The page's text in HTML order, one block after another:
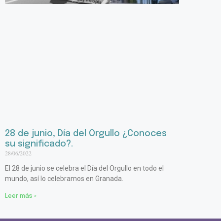
28 de junio, Día del Orgullo ¿Conoces
su significado?.
28/06/2022
El 28 de junio se celebra el Día del Orgullo en todo el
mundo, así lo celebramos en Granada.
Leer más »